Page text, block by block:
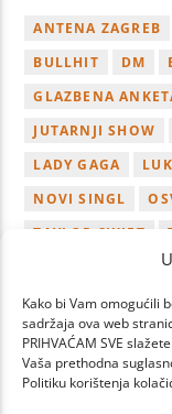
Kako bi Vam omogućili
sadržaja ova web
PRIHVAĆAM SVE
Vaša prethodna
Politiku korištenja
ANTENA ZAGREB
BULLHIT
DM
GLAZBENA
JUTARNJI SHOW
LADY GAGA
NOVI SINGL
TAYLOR SWIFT